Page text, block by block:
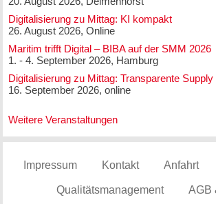
Digitalisierung zu Mittag: KI kompakt
26. August 2026, Online
Maritim trifft Digital – BIBA auf der SMM 2026
1. - 4. September 2026, Hamburg
Digitalisierung zu Mittag: Transparente Supply
16. September 2026, online
Weitere Veranstaltungen
Impressum Kontakt Anfahrt
Qualitätsmanagement AGB